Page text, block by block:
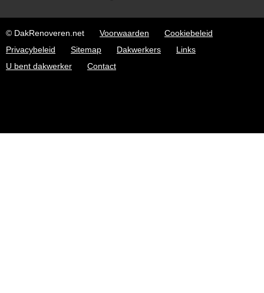
© DakRenoveren.net Voorwaarden
Cookiebeleid
Privacybeleid
Sitemap Dakwerkers
Links
U bent dakwerker
Contact